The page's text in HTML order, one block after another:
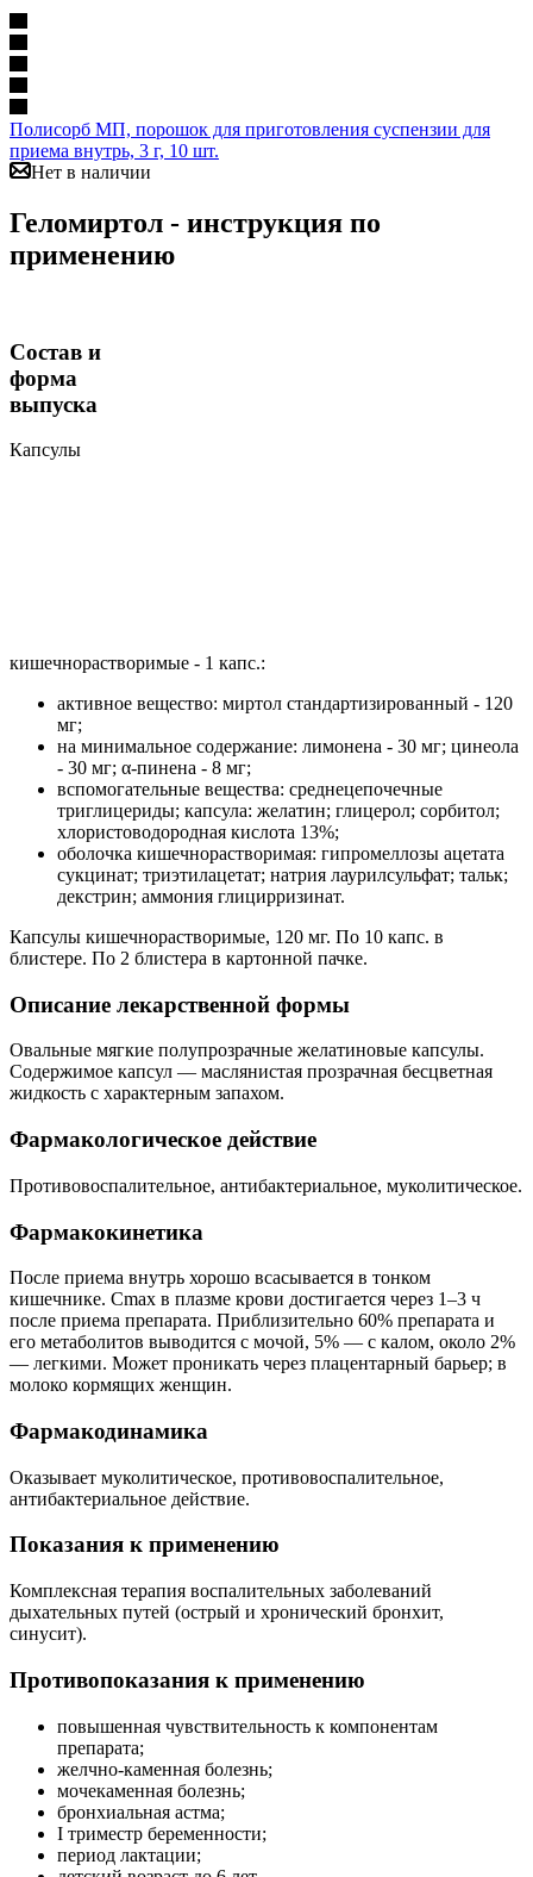
Полисорб МП, порошок для приготовления суспензии для
приема внутрь, 3 г, 10 шт.
Нет в наличии
Геломиртол - инструкция по
применению
Состав и
форма
выпуска
Капсулы
кишечнорастворимые - 1 капс.:
активное вещество: миртол стандартизированный - 120
мг;
на минимальное содержание: лимонена - 30 мг; цинеола
- 30 мг; α-пинена - 8 мг;
вспомогательные вещества: среднецепочечные
триглицериды; капсула: желатин; глицерол; сорбитол;
хлористоводородная кислота 13%;
оболочка кишечнорастворимая: гипромеллозы ацетата
сукцинат; триэтилацетат; натрия лаурилсульфат; тальк;
декстрин; аммония глицирризинат.
Капсулы кишечнорастворимые, 120 мг. По 10 капс. в
блистере. По 2 блистера в картонной пачке.
Описание лекарственной формы
Овальные мягкие полупрозрачные желатиновые капсулы.
Содержимое капсул — маслянистая прозрачная бесцветная
жидкость с характерным запахом.
Фармакологическое действие
Противовоспалительное, антибактериальное, муколитическое.
Фармакокинетика
После приема внутрь хорошо всасывается в тонком
кишечнике. Cmax в плазме крови достигается через 1–3 ч
после приема препарата. Приблизительно 60% препарата и
его метаболитов выводится с мочой, 5% — с калом, около 2%
— легкими. Может проникать через плацентарный барьер; в
молоко кормящих женщин.
Фармакодинамика
Оказывает муколитическое, противовоспалительное,
антибактериальное действие.
Показания к применению
Комплексная терапия воспалительных заболеваний
дыхательных путей (острый и хронический бронхит,
синусит).
Противопоказания к применению
повышенная чувствительность к компонентам
препарата;
желчно-каменная болезнь;
мочекаменная болезнь;
бронхиальная астма;
I триместр беременности;
период лактации;